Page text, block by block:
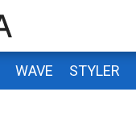
WAVE STYLER